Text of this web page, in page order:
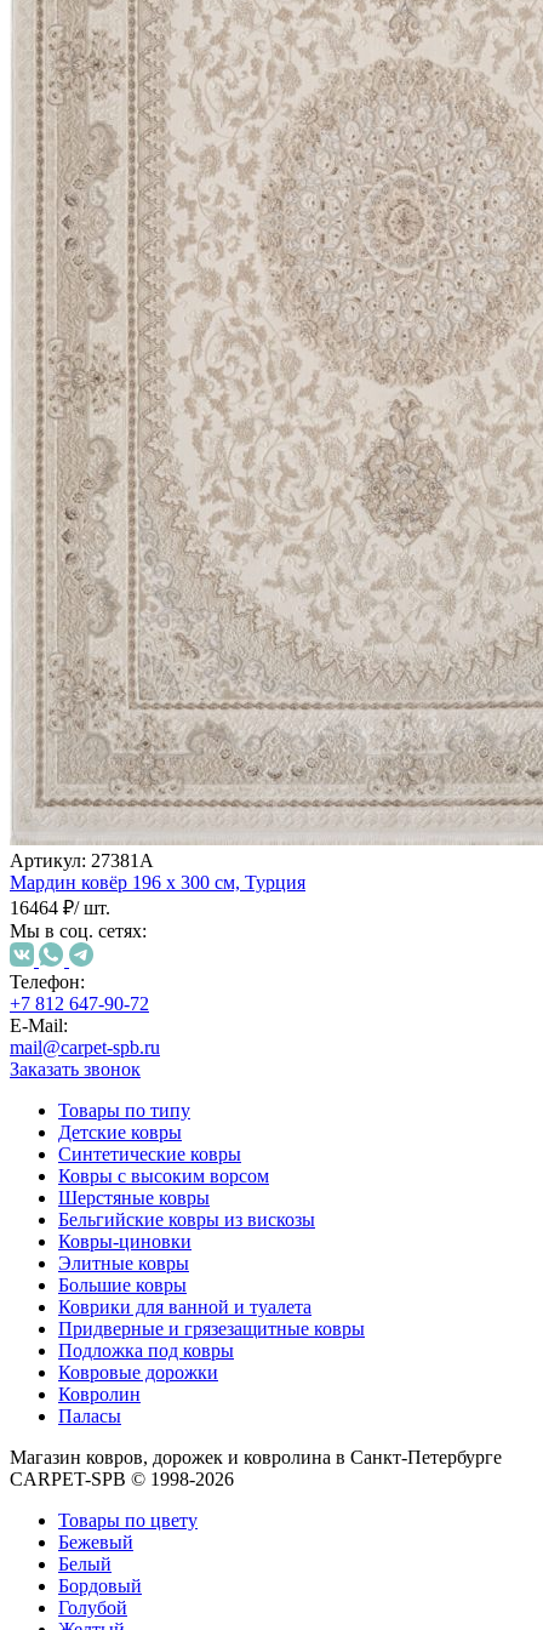
Коричневый
Кремовый
Оливковый
Разноцветный
Розовый
Серый
Синий
Фиолетовый
Черный
По
цене
от
100
₽
до
5
000
₽
от
5
000
₽
до
15
000
₽
от
15
000
₽
до
45
000
₽
от
45
000
₽
до
200
Овальные
ковры
Квадратные
ковры
Полуовальные
ковры
Восьмигранники
Дорожки
Синтетические
ковровые
дорожки
Дорожки
на
резиновой
основе
Ковровые
дорожки
Паласные
Кремлевские
дорожки
Ковролин
Ковролин
в
Артикул: 27381А
Мардин ковёр 196 х 300 см, Турция
16464 ₽/ шт.
Мы в соц. сетях:
Телефон:
+7 812 647-90-72
E-Mail:
mail@carpet-spb.ru
Заказать звонок
Товары по типу
Детские ковры
Синтетические ковры
Ковры с высоким ворсом
Шерстяные ковры
Бельгийские ковры из вискозы
Ковры-циновки
Элитные ковры
Большие ковры
Коврики для ванной и туалета
Придверные и грязезащитные ковры
Подложка под ковры
Ковровые дорожки
Ковролин
Паласы
Магазин ковров, дорожек и ковролина в Санкт-Петербурге
CARPET-SPB © 1998-2026
Товары по цвету
Бежевый
Белый
Бордовый
Голубой